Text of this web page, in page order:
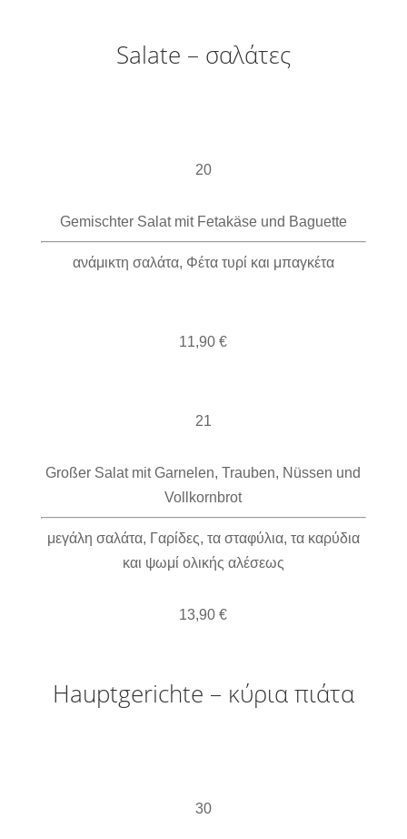
Salate – σαλάτες
20
Gemischter Salat mit Fetakäse und Baguette
ανάμικτη σαλάτα, Φέτα τυρί και μπαγκέτα
11,90 €
21
Großer Salat mit Garnelen, Trauben, Nüssen und
Vollkornbrot
μεγάλη σαλάτα, Γαρίδες, τα σταφύλια, τα καρύδια
και ψωμί ολικής αλέσεως
13,90 €
Hauptgerichte – κύρια πιάτα
30